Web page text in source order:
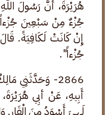
هُرَيْرَةَ، أَنَّ رَسُولَ
جُزْءٌ مِنْ سَبْعِينَ جُزْءاً
إِنْ كَانَتْ لَكَافِيَةً.
جُزْءاً".
2866-
أَبِيهِ، عَنْ أبِي
لَهِيَ أَسْوَدُ مِنَ الْقَارِ.